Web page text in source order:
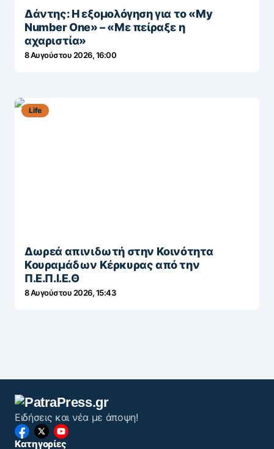
Δάντης: Η εξομολόγηση για το «My
Number One» – «Με πείραξε η
αχαριστία»
8 Αυγούστου 2026, 16:00
Life
Δωρεά απινιδωτή στην Κοινότητα
Κουραμάδων Κέρκυρας από την
Π.Ε.Π.Ι.Ε.Θ
8 Αυγούστου 2026, 15:43
Ειδήσεις και νέα με άποψη!
Κατηγορίες